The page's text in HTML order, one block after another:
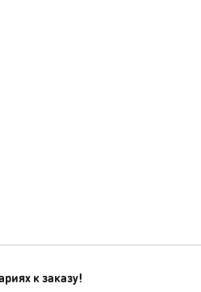
к заказу!